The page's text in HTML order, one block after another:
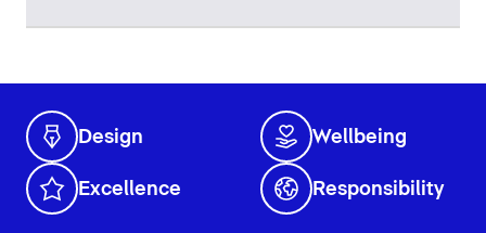
Design Wellbeing
Excellence Responsibility